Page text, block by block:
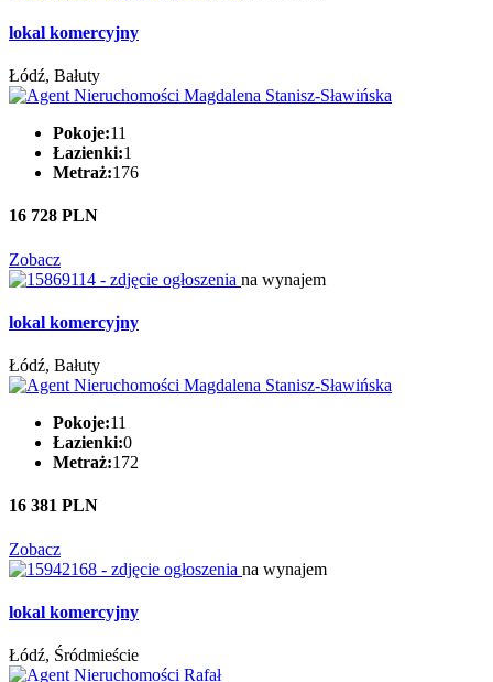
lokal komercyjny
Łódź, Bałuty
Pokoje:11
Łazienki:1
Metraż:176
16 728 PLN
Zobacz
na wynajem
lokal komercyjny
Łódź, Bałuty
Pokoje:11
Łazienki:0
Metraż:172
16 381 PLN
Zobacz
na wynajem
lokal komercyjny
Łódź, Śródmieście